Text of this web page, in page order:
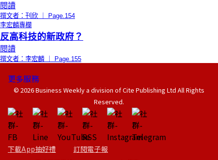
閱讀
撰文者：刊欣 ｜ Page.154
李宏麟專欄
反高科技的新政府？
閱讀
撰文者：李宏麟 ｜ Page.155
更多服務
© 2026 Business Weekly a division of Cite Publishing Ltd All Rights
Reserved.
下載App抽好禮 訂閱電子報